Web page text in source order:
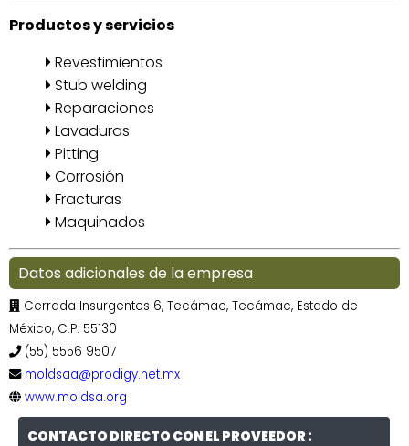
Productos y servicios
Revestimientos
Stub welding
Reparaciones
Lavaduras
Pitting
Corrosión
Fracturas
Maquinados
Datos adicionales de la empresa
Cerrada Insurgentes 6, Tecámac, Tecámac, Estado de
México, C.P. 55130
(55) 5556 9507
moldsaa@prodigy.net.mx
www.moldsa.org
CONTACTO DIRECTO CON EL PROVEEDOR :